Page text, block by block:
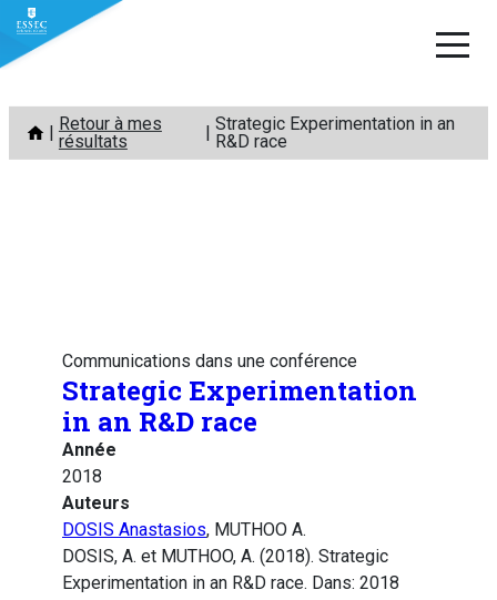
Aller
contenu
Retour à mes
résultats
Strategic Experimentation in an
R&D race
Communications dans une conférence
Strategic Experimentation
in an R&D race
Année
2018
Auteurs
DOSIS Anastasios, MUTHOO A.
DOSIS, A. et MUTHOO, A. (2018). Strategic
Experimentation in an R&D race. Dans: 2018